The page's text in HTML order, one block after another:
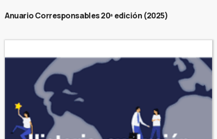
Anuario Corresponsables 20ª edición (2025)